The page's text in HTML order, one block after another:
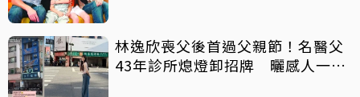
林逸欣喪父後首過父親節！名醫父
43年診所熄燈卸招牌 曬感人一